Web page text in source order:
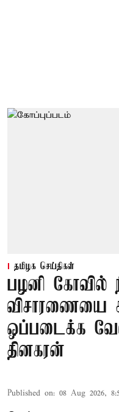
தமிழக செய்திகள்
பழனி கோவில்
விசாரணையை
ஒப்படைக்க
தினகரன்
Published on: 08 Aug 2026,